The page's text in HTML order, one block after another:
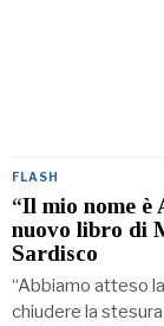
FLASH
“Il mio nome è
nuovo libro di
Sardisco
“Abbiamo atteso
chiudere la